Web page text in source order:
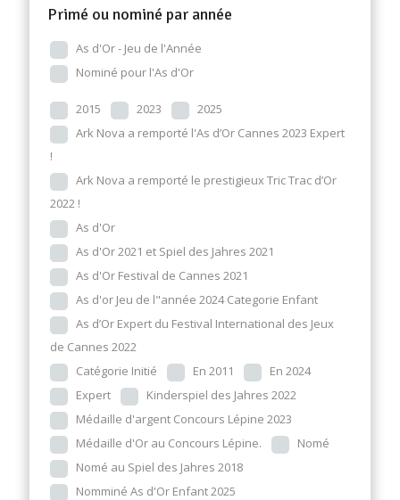
Primé ou nominé par année
As d'Or - Jeu de l'Année
Nominé pour l'As d'Or
2015 2023
2025
Ark Nova a remporté l'As d’Or Cannes 2023 Expert
!
Ark Nova a remporté le prestigieux Tric Trac d’Or
2022 !
As d'Or
As d'Or 2021 et Spiel des Jahres 2021
As d'Or Festival de Cannes 2021
As d'or Jeu de l"année 2024 Categorie Enfant
As d’Or Expert du Festival International des Jeux
de Cannes 2022
Catégorie Initié
En 2011
En 2024
Expert
Kinderspiel des Jahres 2022
Médaille d'argent Concours Lépine 2023
Médaille d'Or au Concours Lépine.
Nomé
Nomé au Spiel des Jahres 2018
Nomminé As d'Or Enfant 2025